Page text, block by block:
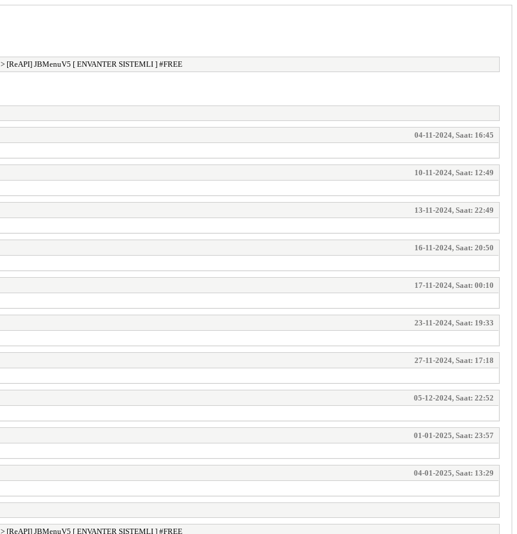
> [ReAPI] JBMenuV5 [ ENVANTER SISTEMLI ] #FREE
04-11-2024, Saat: 16:45
10-11-2024, Saat: 12:49
13-11-2024, Saat: 22:49
16-11-2024, Saat: 20:50
17-11-2024, Saat: 00:10
23-11-2024, Saat: 19:33
27-11-2024, Saat: 17:18
05-12-2024, Saat: 22:52
01-01-2025, Saat: 23:57
04-01-2025, Saat: 13:29
> [ReAPI] JBMenuV5 [ ENVANTER SISTEMLI ] #FREE